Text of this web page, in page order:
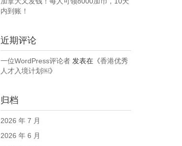
内到账！
近期评论
一位WordPress评论者发表在《香港优秀
人才入境计划￼》
归档
2026 年 7 月
2026 年 6 月